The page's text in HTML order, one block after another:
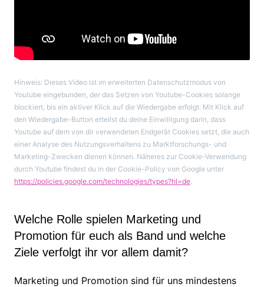
Hinweis: Dieses Video ist im erweiterten Datenschutzmodus von
Youtube eingebunden, der das Setzen von Youtube-Cookies solange
blockiert, bis ein aktiver Klick auf die Wiedergabe erfolgt. Mit Klick auf
den Wiedergabe-Button erteilst du deine Einwilligung darin, dass
Youtube auf dem von dir verwendeten Endgerät Cookies setzt, die auch
einer Analyse des Nutzungsverhaltens zu Marktforschungs- und
Marketing-Zwecken dienen können. Näheres zur Cookie-Verwendung
durch Youtube findest du in der Cookie-Policy von Google unter
https://policies.google.com/technologies/types?hl=de.
Welche Rolle spielen Marketing und
Promotion für euch als Band und welche
Ziele verfolgt ihr vor allem damit?
Marketing und Promotion sind für uns mindestens